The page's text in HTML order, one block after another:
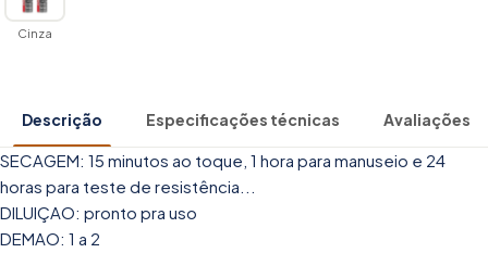
Cinza
Descrição Especificações técnicas Avaliações
SECAGEM: 15 minutos ao toque, 1 hora para manuseio e 24
horas para teste de resistência...
DILUIÇAO: pronto pra uso
DEMAO: 1 a 2